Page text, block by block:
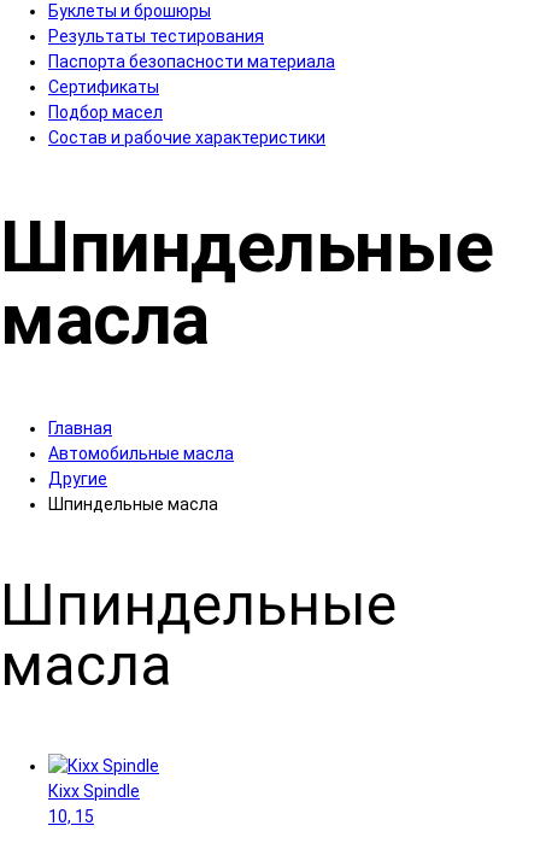
Буклеты и брошюры
Результаты тестирования
Паспорта безопасности материала
Сертификаты
Подбор масел
Состав и рабочие характеристики
Шпиндельные
масла
Главная
Автомобильные масла
Другие
Шпиндельные масла
Шпиндельные
масла
Кіхх Spindle
10, 15